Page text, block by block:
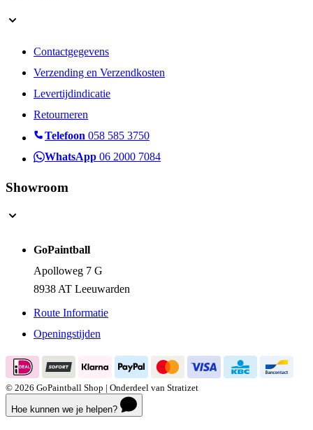
Contactgegevens
Verzending en Verzendkosten
Levertijdindicatie
Retourneren
Telefoon 058 585 3750
WhatsApp 06 2000 7084
Showroom
GoPaintball
Apolloweg 7 G
8938 AT Leeuwarden
Route Informatie
Openingstijden
© 2026 GoPaintball Shop | Onderdeel van Stratizet
Hoe kunnen we je helpen?